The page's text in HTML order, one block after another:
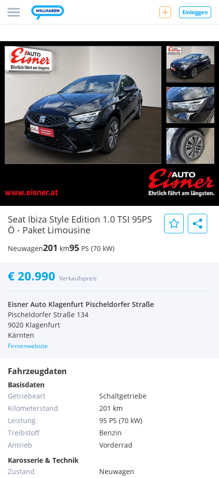
Einloggen
Seat Ibiza Style Edition 1.0 TSI 95PS
Ö - Paket Limousine
Neuwagen201 km95 PS (70 kW)
€ 20.990 Verkaufspreis
Eisner Auto Klagenfurt Pischeldorfer Straße
Pischeldorfer Straße 134
9020 Klagenfurt
Kärnten
Firmenwebsite
Fahrzeugdaten
Basisdaten
Getriebeart
Schaltgetriebe
Kilometerstand
201 km
Leistung
95 PS (70 kW)
Treibstoff
Benzin
Antrieb
Vorderrad
Karosserie & Technik
Zustand
Neuwagen